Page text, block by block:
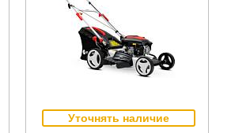
Уточнять наличие